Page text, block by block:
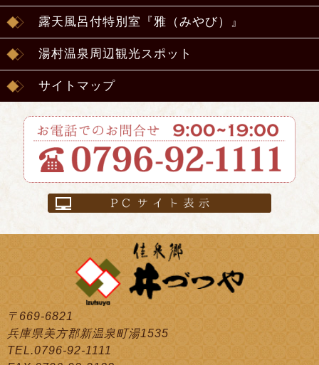
露天風呂付特別室『雅（みやび）』
湯村温泉周辺観光スポット
サイトマップ
〒669-6821
兵庫県美方郡新温泉町湯1535
TEL.0796-92-1111